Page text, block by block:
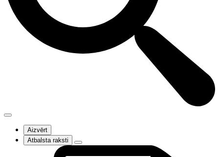
Aizvērt
Atbalsta raksti